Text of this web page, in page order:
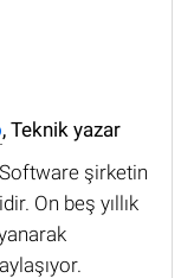
, Teknik yazar
şirketin
On beş yıllık